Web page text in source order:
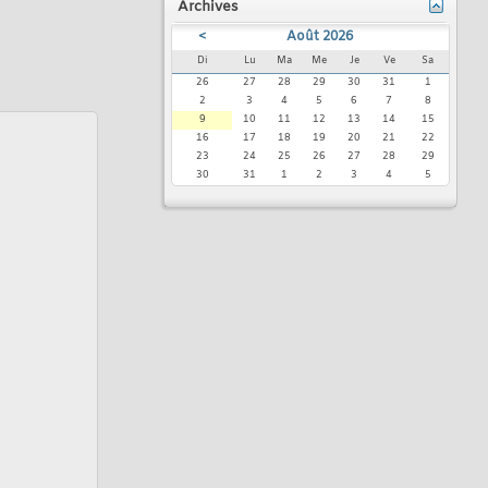
Archives
< Août 2026
Di Lu Ma Me Je Ve
Sa
26
27 28 29 30 31
1
2
3 4 5 6 7
8
9
10 11 12 13 14
15
16
17 18 19 20 21
22
23
24 25 26 27 28
29
30
31 1 2 3 4 5